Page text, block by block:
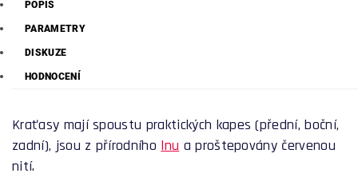
POPIS
PARAMETRY
DISKUZE
HODNOCENÍ
Kraťasy mají spoustu praktických kapes (přední, boční,
zadní), jsou z přírodního lnu a proštepovány červenou
nití.